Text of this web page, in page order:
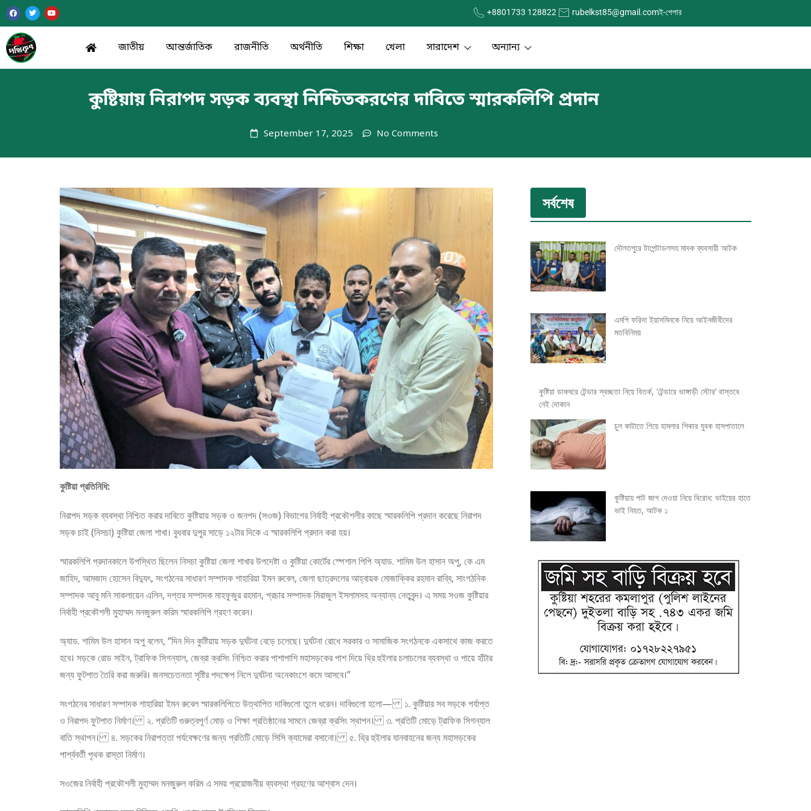
+8801733 128822 rubelkst85@gmail.comই-পেপার
জাতীয় আন্তর্জাতিক রাজনীতি অর্থনীতি শিক্ষা খেলা সারাদেশ অন্যান্য
কুষ্টিয়ায় নিরাপদ সড়ক ব্যবস্থা নিশ্চিতকরণের দাবিতে স্মারকলিপি প্রদান
September 17, 2025 No Comments
কুষ্টিয়া প্রতিনিধি:
নিরাপদ সড়ক ব্যবস্থা নিশ্চিত করার দাবিতে কুষ্টিয়ায় সড়ক ও জনপদ (সওজ) বিভাগের নির্বাহী প্রকৌশলীর কাছে স্মারকলিপি প্রদান করেছে নিরাপদ
সড়ক চাই (নিসচা) কুষ্টিয়া জেলা শাখা। বুধবার দুপুর সাড়ে ১২টার দিকে এ স্মারকলিপি প্রদান করা হয়।
স্মারকলিপি প্রদানকালে উপস্থিত ছিলেন নিসচা কুষ্টিয়া জেলা শাখার উপদেষ্টা ও কুষ্টিয়া কোর্টের স্পেশাল পিপি অ্যাড. শামিম উল হাসান অপু, কে এম
জাহিদ, আমজাদ হোসেন বিদ্যুৎ, সংগঠনের সাধারণ সম্পাদক শাহারিয়া ইমন রুবেল, জেলা ছাত্রদলের আহ্বায়ক মোজাক্কির রহমান রাব্বি, সাংগঠনিক
সম্পাদক আবু মনি সাকলায়েন এলিন, দপ্তর সম্পাদক মাহফুজুর রহমান, প্রচার সম্পাদক মিরাজুল ইসলামসহ অন্যান্য নেতৃবৃন্দ। এ সময় সওজ কুষ্টিয়ার
নির্বাহী প্রকৌশলী মুহাম্মদ মনজুরুল করিম স্মারকলিপি গ্রহণ করেন।
অ্যাড. শামিম উল হাসান অপু বলেন, “দিন দিন কুষ্টিয়ায় সড়ক দুর্ঘটনা বেড়ে চলেছে। দুর্ঘটনা রোধে সরকার ও সামাজিক সংগঠনকে একসাথে কাজ করতে
হবে। সড়কে রোড সাইন, ট্রাফিক সিগন্যাল, জেব্রা ক্রসিং নিশ্চিত করার পাশাপাশি মহাসড়কের পাশ দিয়ে থ্রি হুইলার চলাচলের ব্যবস্থা ও পায়ে হাঁটার
জন্য ফুটপাত তৈরি করা জরুরি। জনসচেতনতা সৃষ্টির পদক্ষেপ নিলে দুর্ঘটনা অনেকাংশে কমে আসবে।”
সংগঠনের সাধারণ সম্পাদক শাহারিয়া ইমন রুবেল স্মারকলিপিতে উত্থাপিত দাবিগুলো তুলে ধরেন। দাবিগুলো হলো— ১. কুষ্টিয়ার সব সড়কে পর্যাপ্ত
ও নিরাপদ ফুটপাত নির্মাণ। ২. প্রতিটি গুরুত্বপূর্ণ মোড় ও শিক্ষা প্রতিষ্ঠানের সামনে জেব্রা ক্রসিং স্থাপন। ৩. প্রতিটি মোড়ে ট্রাফিক সিগন্যাল
বাতি স্থাপন। ৪. সড়কের নিরাপত্তা পর্যবেক্ষণের জন্য প্রতিটি মোড়ে সিসি ক্যামেরা বসানো। ৫. থ্রি হুইলার যানবাহনের জন্য মহাসড়কের
পার্শ্ববর্তী পৃথক রাস্তা নির্মাণ।
সওজের নির্বাহী প্রকৌশলী মুহাম্মদ মনজুরুল করিম এ সময় প্রয়োজনীয় ব্যবস্থা গ্রহণের আশ্বাস দেন।
সর্বশেষ
দৌলতপুরে টাপেন্টাডলসহ মাদক ব্যবসায়ী আটক
এমপি ফরিদা ইয়াসমিনকে নিয়ে আইনজীবীদের
মতবিনিময়
কুষ্টিয়া ডাকঘরে টেন্ডার স্বচ্ছতা নিয়ে বিতর্ক, ‘টেন্ডারে ভাঙ্গাড়ী স্টোর’ বাস্তবে
নেই দোকান
চুল কাটাতে গিয়ে হামলার শিকার যুবক হাসপাতালে
কুষ্টিয়ায় পাট জাগ দেওয়া নিয়ে বিরোধ: ভাইয়ের হাতে
ভাই নিহত, আটক ১